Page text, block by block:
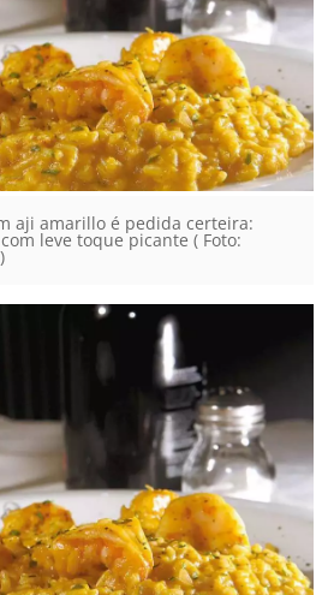
aji amarillo é pedida certeira:
leve toque picante ( Foto: